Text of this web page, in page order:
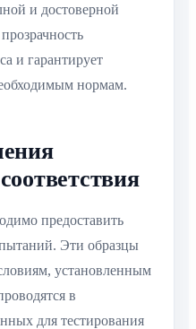
и достоверной
и гарантирует
нормам.
предоставить
Эти образцы
установленным
в
для тестирования